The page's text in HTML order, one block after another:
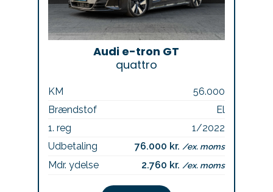
Audi e-tron GT
quattro
KM
56.000
Brændstof
El
1. reg
1/2022
Udbetaling
76.000 kr./ex. moms
Mdr. ydelse 2.760 kr./ex. moms